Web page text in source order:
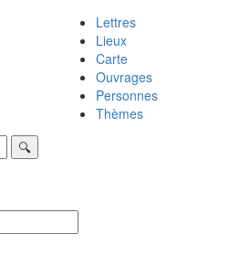
Lettres
Lieux
Carte
Ouvrages
Personnes
Thèmes